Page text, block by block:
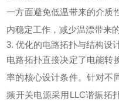
一方面避免低温带来的介质
内稳定工作，减少温漂带来
3. 优化的电路拓扑与结构设
电路拓扑直接决定了电能转
率的核心设计条件。针对不
频开关电源采用LLC谐振拓